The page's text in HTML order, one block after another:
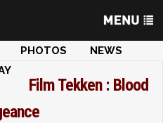
PHOTOS
NEWS
FilmTekken : Blood